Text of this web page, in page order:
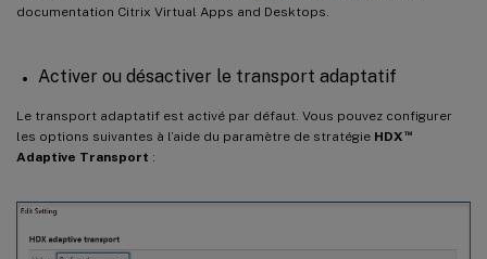
documentation Citrix Virtual Apps and Desktops.
Activer ou désactiver le transport adaptatif
Le transport adaptatif est activé par défaut. Vous pouvez configurer
les options suivantes à l’aide du paramètre de stratégie HDX ™
Adaptive Transport :